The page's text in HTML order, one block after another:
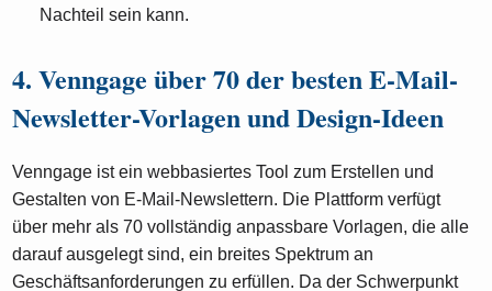
Nachteil sein kann.
4. Venngage über 70 der besten E-Mail-
Newsletter-Vorlagen und Design-Ideen
Venngage ist ein webbasiertes Tool zum Erstellen und
Gestalten von E-Mail-Newslettern. Die Plattform verfügt
über mehr als 70 vollständig anpassbare Vorlagen, die alle
darauf ausgelegt sind, ein breites Spektrum an
Geschäftsanforderungen zu erfüllen. Da der Schwerpunkt